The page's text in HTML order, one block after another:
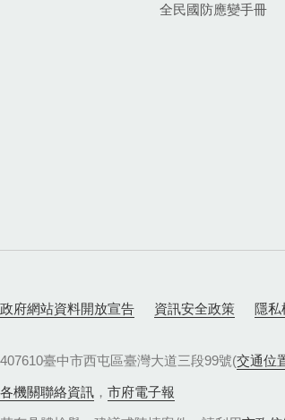
全民國防應變手冊
政府網站資料開放宣告 資訊安全政策 隱私
407610臺中市西屯區臺灣大道三段99號(交通位
各機關聯絡資訊 ， 市府電子報